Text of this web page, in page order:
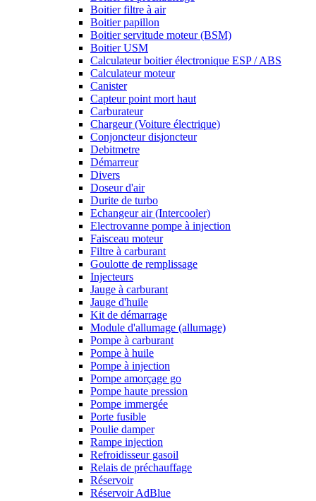
Boitier filtre à air
Boitier papillon
Boitier servitude moteur (BSM)
Boitier USM
Calculateur boitier électronique ESP / ABS
Calculateur moteur
Canister
Capteur point mort haut
Carburateur
Chargeur (Voiture électrique)
Conjoncteur disjoncteur
Debitmetre
Démarreur
Divers
Doseur d'air
Durite de turbo
Echangeur air (Intercooler)
Electrovanne pompe à injection
Faisceau moteur
Filtre à carburant
Goulotte de remplissage
Injecteurs
Jauge à carburant
Jauge d'huile
Kit de démarrage
Module d'allumage (allumage)
Pompe à carburant
Pompe à huile
Pompe à injection
Pompe amorçage go
Pompe haute pression
Pompe immergée
Porte fusible
Poulie damper
Rampe injection
Refroidisseur gasoil
Relais de préchauffage
Réservoir
Réservoir AdBlue